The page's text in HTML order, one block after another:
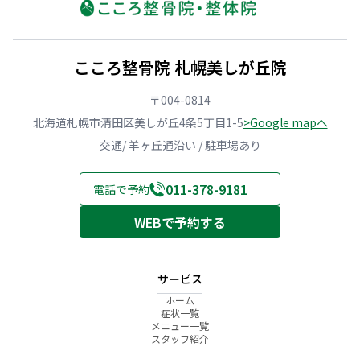
こころ整骨院 札幌美しが丘院
〒004-0814
北海道札幌市清田区美しが丘4条5丁目1-5>Google mapへ
交通/ 羊ヶ丘通沿い / 駐車場あり
電話で予約
011-378-9181
WEBで予約する
サービス
ホーム
症状一覧
メニュー一覧
スタッフ紹介